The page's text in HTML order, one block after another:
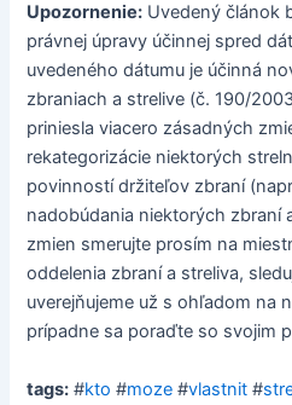
Upozornenie: Uvedený článok
právnej úpravy účinnej spred
uvedeného dátumu je účinná
zbraniach a strelive (č. 190/
priniesla viacero zásadných
rekategorizácie niektorých
povinností držiteľov zbraní
nadobúdania niektorých zbraní
zmien smerujte prosím na
oddelenia zbraní a streliva,
uverejňujeme už s ohľadom na
prípadne sa poraďte so svojim
tags: #kto #moze #vlastnit #